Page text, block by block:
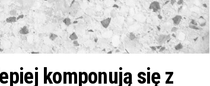
komponują się z